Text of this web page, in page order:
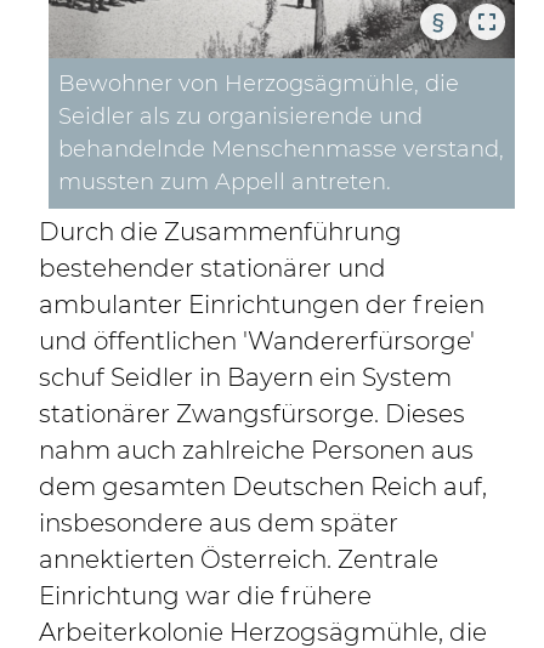
§
Bewohner von Herzogsägmühle, die
Seidler als zu organisierende und
behandelnde Menschenmasse verstand,
mussten zum Appell antreten.
Durch die Zusammenführung
bestehender stationärer und
ambulanter Einrichtungen der freien
und öffentlichen 'Wandererfürsorge'
schuf Seidler in Bayern ein System
stationärer Zwangsfürsorge. Dieses
nahm auch zahlreiche Personen aus
dem gesamten Deutschen Reich auf,
insbesondere aus dem später
annektierten Österreich. Zentrale
Einrichtung war die frühere
Arbeiterkolonie Herzogsägmühle, die